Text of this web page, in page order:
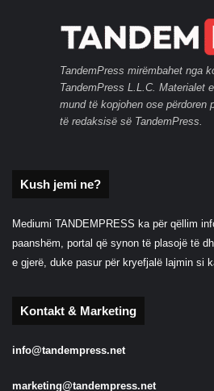
TandemPress mirëmbahet nga
TandemPress L.L.C. Materialet
mund të kopjohen ose përdoren
të redaksisë së TandemPress.
Kush jemi ne?
Mediumi TANDEMPRESS ka për qëllim
paanshëm, portal që synon të plasojë të
e gjerë, duke pasur për kryefjalë lajmin si
Kontakt & Marketing
info@tandempress.net
marketing@tandempress.net